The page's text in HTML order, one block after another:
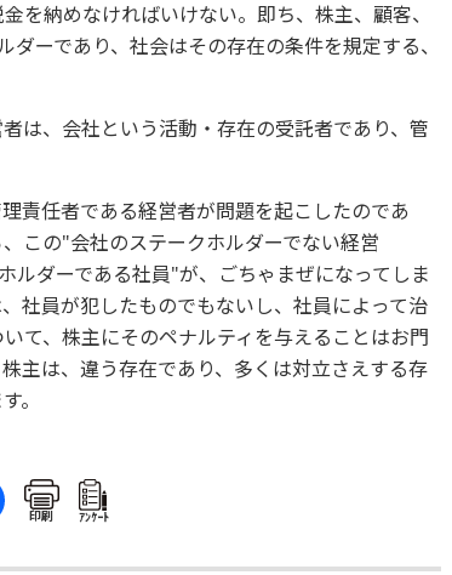
を納めなければいけない。即ち、株主、顧客、
ーであり、社会はその存在の条件を規定する、
は、会社という活動・存在の受託者であり、管
責任者である経営者が問題を起こしたのであ
この"会社のステークホルダーでない経営
ダーである社員"が、ごちゃまぜになってしま
社員が犯したものでもないし、社員によって治
て、株主にそのペナルティを与えることはお門
主は、違う存在であり、多くは対立さえする存
。
印刷 ｱﾝｹｰﾄ